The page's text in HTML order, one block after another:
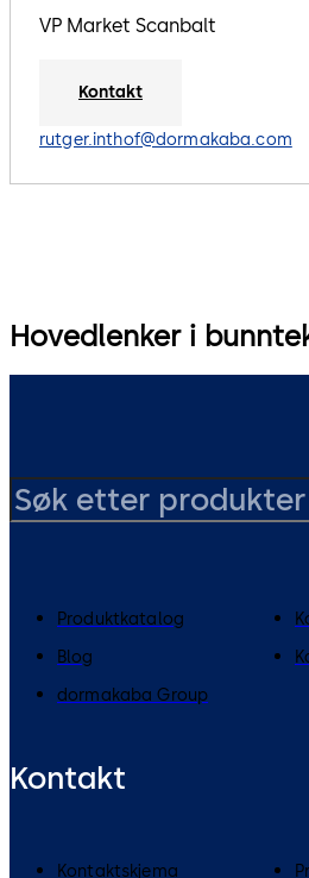
VP Market Scanbalt
Kontakt
rutger.inthof@dormakaba.com
Hovedlenker i
Produktkatalog
Blog
dormakaba Group
Kontakt
Kontaktskjema